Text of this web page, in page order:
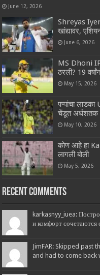
June 12, 2026
Shreyas Iyer
खांद्यावर,
June 6, 2026
MS Dhoni
ठरली? 19
May 15, 2026
पप्पांचा
चेंडूत
May 10, 2026
कोण आहे हा
लागली बोली
May 5, 2026
Recent Comments
karkasnyy_iuea:
и комфорт сочетаются
JimFAR: Skipped past
and had to come back